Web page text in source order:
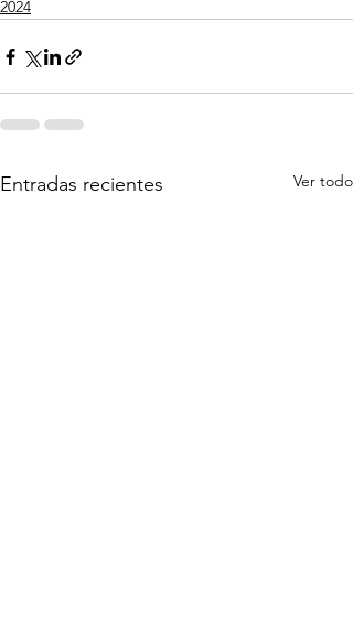
2024
Entradas recientes Ver todo